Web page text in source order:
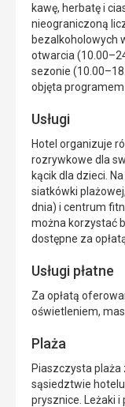
kawę, herbatę i
nieograniczoną
bezalkoholowych
otwarcia
sezonie
objęta programem
Usługi
Hotel organizuje
rozrywkowe dla
kącik dla dzieci.
siatkówki
dnia) i centrum
można korzystać
dostępne za
Usługi płatne
Za opłatą
oświetleniem,
Plaża
Piaszczysta plaża
sąsiedztwie
prysznice. Leżaki i